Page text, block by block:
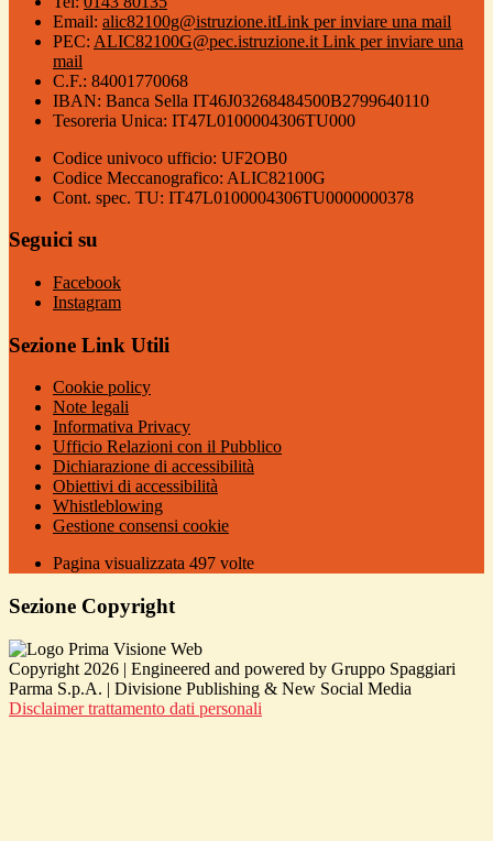
Email: alic82100g@istruzione.itLink per inviare una mail
PEC: ALIC82100G@pec.istruzione.it Link per inviare una
mail
C.F.: 84001770068
IBAN: Banca Sella IT46J03268484500B2799640110
Tesoreria Unica: IT47L0100004306TU000
Codice univoco ufficio: UF2OB0
Codice Meccanografico: ALIC82100G
Cont. spec. TU: IT47L0100004306TU0000000378
Seguici su
Facebook
Instagram
Sezione Link Utili
Cookie policy
Note legali
Informativa Privacy
Ufficio Relazioni con il Pubblico
Dichiarazione di accessibilità
Obiettivi di accessibilità
Whistleblowing
Gestione consensi cookie
Pagina visualizzata 497 volte
Sezione Copyright
Copyright 2026 | Engineered and powered by Gruppo Spaggiari
Parma S.p.A. | Divisione Publishing & New Social Media
Disclaimer trattamento dati personali